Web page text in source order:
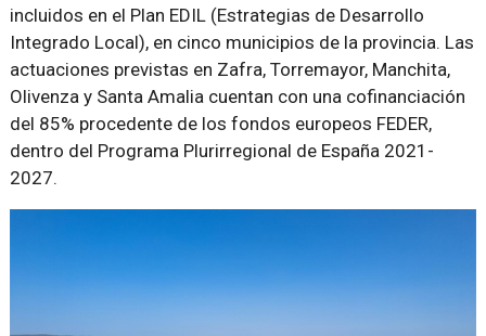
incluidos en el Plan EDIL (Estrategias de Desarrollo
Integrado Local), en cinco municipios de la provincia. Las
actuaciones previstas en Zafra, Torremayor, Manchita,
Olivenza y Santa Amalia cuentan con una cofinanciación
del 85% procedente de los fondos europeos FEDER,
dentro del Programa Plurirregional de España 2021-
2027.